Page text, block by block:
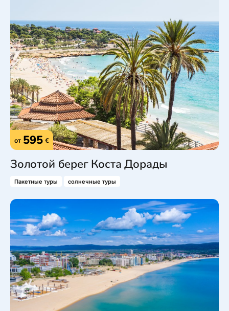
от 595 €
Золотой берег Коста Дорады
Пакетные туры солнечные туры